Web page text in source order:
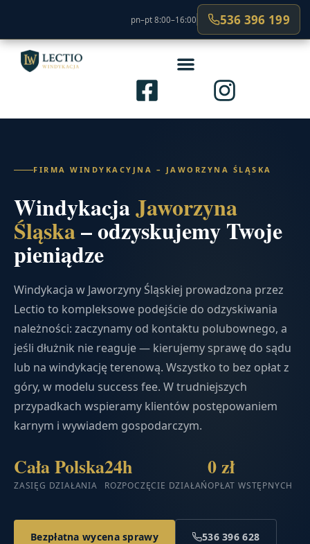
pn–pt 8:00–16:00 536 396 199
FIRMA WINDYKACYJNA – JAWORZYNA ŚLĄSKA
WindykacjaJaworzyna
Śląska– odzyskujemy Twoje
pieniądze
Windykacja w Jaworzyny Śląskiej prowadzona przez
Lectio to kompleksowe podejście do odzyskiwania
należności: zaczynamy od kontaktu polubownego, a
jeśli dłużnik nie reaguje — kierujemy sprawę do sądu
lub na windykację terenową. Wszystko to bez opłat z
góry, w modelu success fee. W trudniejszych
przypadkach wspieramy klientów postępowaniem
karnym i wywiadem gospodarczym.
Cała Polska
ZASIĘG DZIAŁANIA
24h
ROZPOCZĘCIE DZIAŁAŃ
0 zł
OPŁAT WSTĘPNYCH
Bezpłatna wycena sprawy 536 396 628